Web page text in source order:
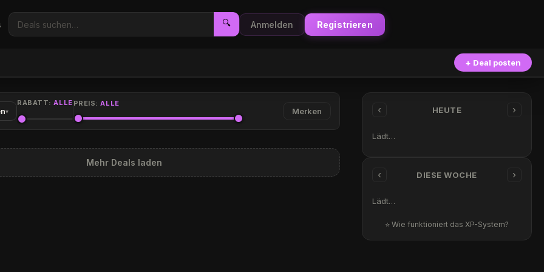
🔍 Anmelden Registrieren
+ Deal posten
▾
RABATT:ALLE PREIS:ALLE
Merken
Mehr Deals laden
‹ HEUTE ›
Lädt…
‹ DIESE WOCHE ›
Lädt…
⭐ Wie funktioniert das XP-System?